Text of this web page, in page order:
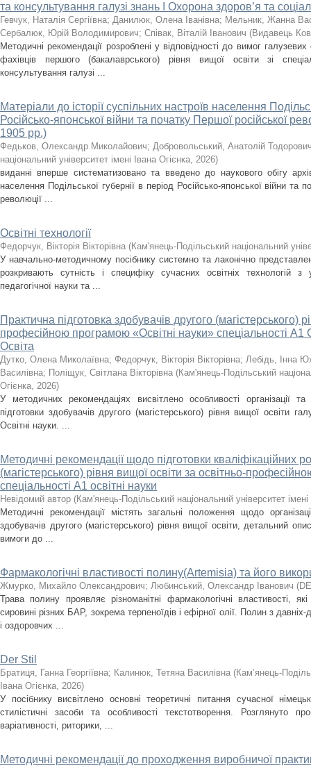
та консультування галузі знань І Охорона здоров’я та
Гевчук, Наталія Сергіївна; Данилюк, Олена Іванівна; Мельник, Жанна
Сербалюк, Юрій Володимирович; Співак, Віталій Іванович (Видавець
Методичні рекомендації розроблені у відповідності до вимог
фахівців першого (бакалаврського) рівня вищої освіти зі
консультування галузі ...
Матеріали до історії суспільних настроїв населення
Російсько-японської війни та початку Першої російської
1905 рр.)
Федьков, Олександр Миколайович; Добровольський, Анатолій
національний університет імені Івана Огієнка, 2026)
виданні вперше систематизовано та введено до наукового обігу
населення Подільської губернії в період Російсько-японської війни та
революції ...
Освітні технології
Федорчук, Вікторія Вікторівна (Кам'янець-Подільський національний
У навчально-методичному посібнику системно та лаконічно
розкривають сутність і специфіку сучасних освітніх технологій
педагогічної науки та ...
Практична підготовка здобувачів другого (магістерського)
професійною програмою «Освітні науки» спеціальності А1
Освіта
Дутко, Олена Миколаївна; Федорчук, Вікторія Вікторівна; Лебідь, Інна
Василівна; Поліщук, Світлана Вікторівна (Кам'янець-Подільський
Огієнка, 2026)
У методичних рекомендаціях висвітлено особливості організації
підготовки здобувачів другого (магістерського) рівня вищої освіти
Освітні науки. ...
Методичні рекомендації щодо підготовки кваліфікаційних
(магістерського) рівня вищої освіти за освітньо-
спеціальності А1 освітні науки
Невідомий автор (Кам'янець-Подільський національний університет імені
Методичні рекомендації містять загальні положення щодо
здобувачів другого (магістерського) рівня вищої освіти, детальний
вимоги до ...
Фармакологічні властивості полину(Artemisia) та його
Жмурко, Михайло Олександрович; Любинський, Олександр Іванович (
Трава полину проявляє різноманітні фармакологічні властивості,
сировині різних БАР, зокрема терпеноїдів і ефірної олії. Полин з
і оздоровчих ...
Der Stil
Братиця, Ганна Георгіївна; Калинюк, Тетяна Василівна (Кам’янець-
Івана Огієнка, 2026)
У посібнику висвітлено основні теоретичні питання сучасної
стилістичні засоби та особливості текстотворення. Розглянуто
варіативності, риторики, ...
Методичні рекомендації до проходження виробничої